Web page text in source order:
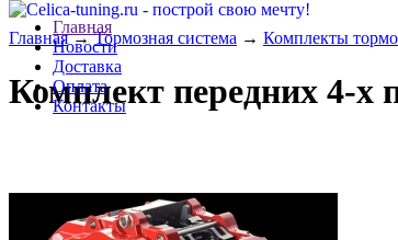
Главная
Новости
Доставка
Оплата
Контакты
Главная→Тормозная система → Комплекты
Комплект передних 4-х